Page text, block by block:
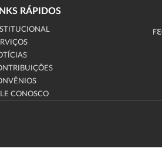
RÁPIDOS
CONOSCO